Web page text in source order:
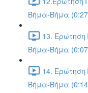
Βήμα-Βήμα
13. Ερώτηση
Βήμα-Βήμα
14. Ερώτηση
Βήμα-Βήμα